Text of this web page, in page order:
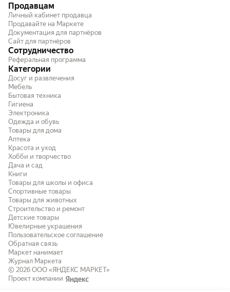
Продавцам
Личный кабинет продавца
Продавайте на Маркете
Документация для партнёров
Сайт для партнёров
Сотрудничество
Реферальная программа
Категории
Досуг и развлечения
Мебель
Бытовая техника
Гигиена
Электроника
Одежда и обувь
Товары для дома
Аптека
Красота и уход
Хобби и творчество
Дача и сад
Книги
Товары для школы и офиса
Спортивные товары
Товары для животных
Строительство и ремонт
Детские товары
Ювелирные украшения
Пользовательское соглашение
Обратная связь
Маркет нанимает
Журнал Маркета
© 2026 ООО «ЯНДЕКС МАРКЕТ»
Проект компании